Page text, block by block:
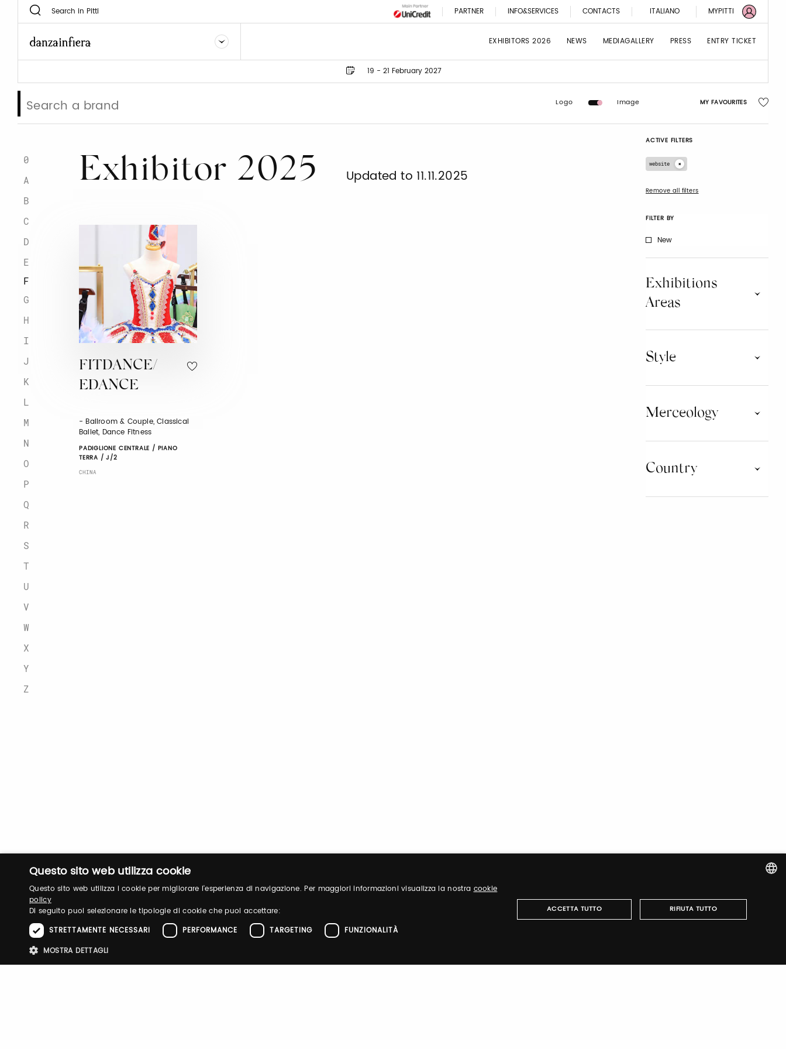
PARTNER INFO&SERVICES CONTACTS ITALIANO MYPITTI
EXHIBITORS 2026 NEWS MEDIAGALLERY PRESS ENTRY TICKET
19 - 21 February 2027
Logo Image MY FAVOURITES
0
A
B
C
D
E
F
G
H
I
J
K
L
M
N
O
P
Q
R
S
T
U
V
W
X
Y
Z
Exhibitor 2025 Updated to 11.11.2025
FITDANCE/
EDANCE
- Ballroom & Couple, Classical
Ballet, Dance Fitness
PADIGLIONE CENTRALE / PIANO
TERRA / J/2
CHINA
ACTIVE FILTERS
website
Remove all filters
FILTER BY
New
Exhibitions
Areas
Style
Dance Fitness
Merceology
DANCE ACCESSORIES
OTHER ACCESSORIES
Country
ITALIAN
ENGLISH
Questo sito web utilizza cookie
Questo sito web utilizza i cookie per migliorare l'esperienza di navigazione. Per maggiori informazioni visualizza la nostracookie
policy
Di seguito puoi selezionare le tipologie di cookie che puoi accettare:
STRETTAMENTE NECESSARI
PERFORMANCE TARGETING
FUNZIONALITÀ
MOSTRA DETTAGLI
ACCETTA TUTTO RIFIUTA TUTTO